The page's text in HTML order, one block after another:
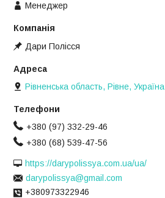
Менеджер
Дари Полісся
Рівненська область, Рівне, Україна
+380 (97) 332-29-46
+380 (68) 539-47-56
https://darypolissya.com.ua/ua/
darypolissya@gmail.com
+380973322946